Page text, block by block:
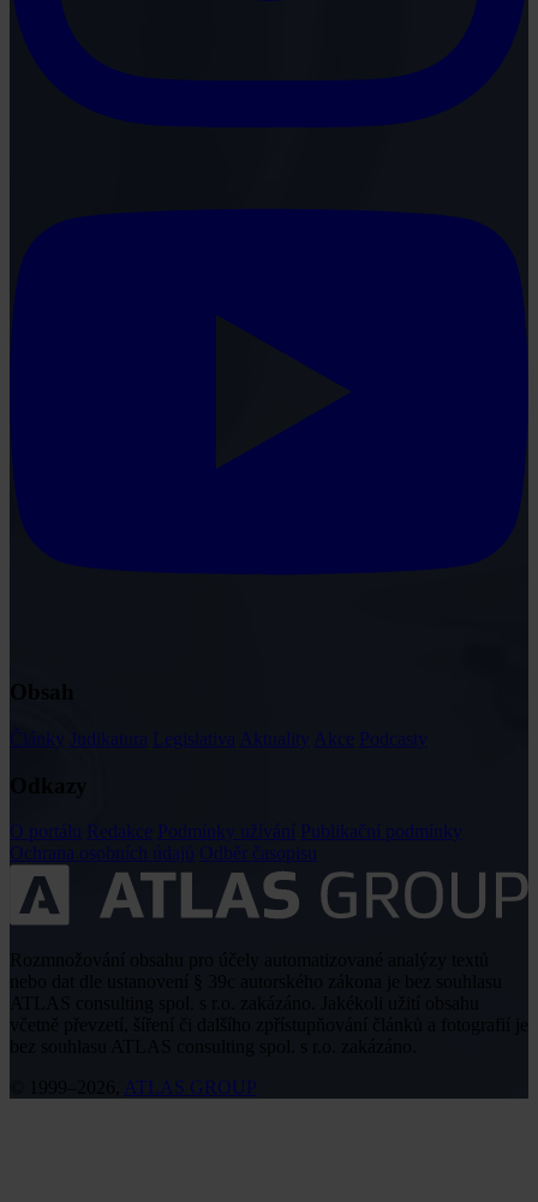
Články Judikatura Legislativa Aktuality Akce Podcasty
O portálu Redakce Podmínky užívání Publikační podmínky
Ochrana osobních údajů Odběr časopisu
včetně převzetí, šíření či dalšího zpřístupňování článků a fotografií je
ATLAS GROUP